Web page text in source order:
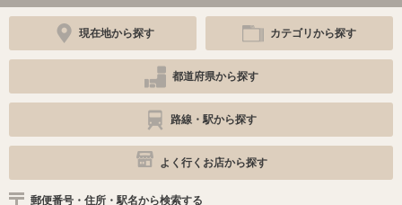
現在地から探す カテゴリから探す
都道府県から探す
路線・駅から探す
よく行くお店から探す
郵便番号・住所・駅名から検索する